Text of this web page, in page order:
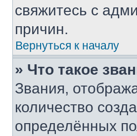
свяжитесь с
причин.
Вернуться к началу
» Что такое
Звания,
количество
определённых